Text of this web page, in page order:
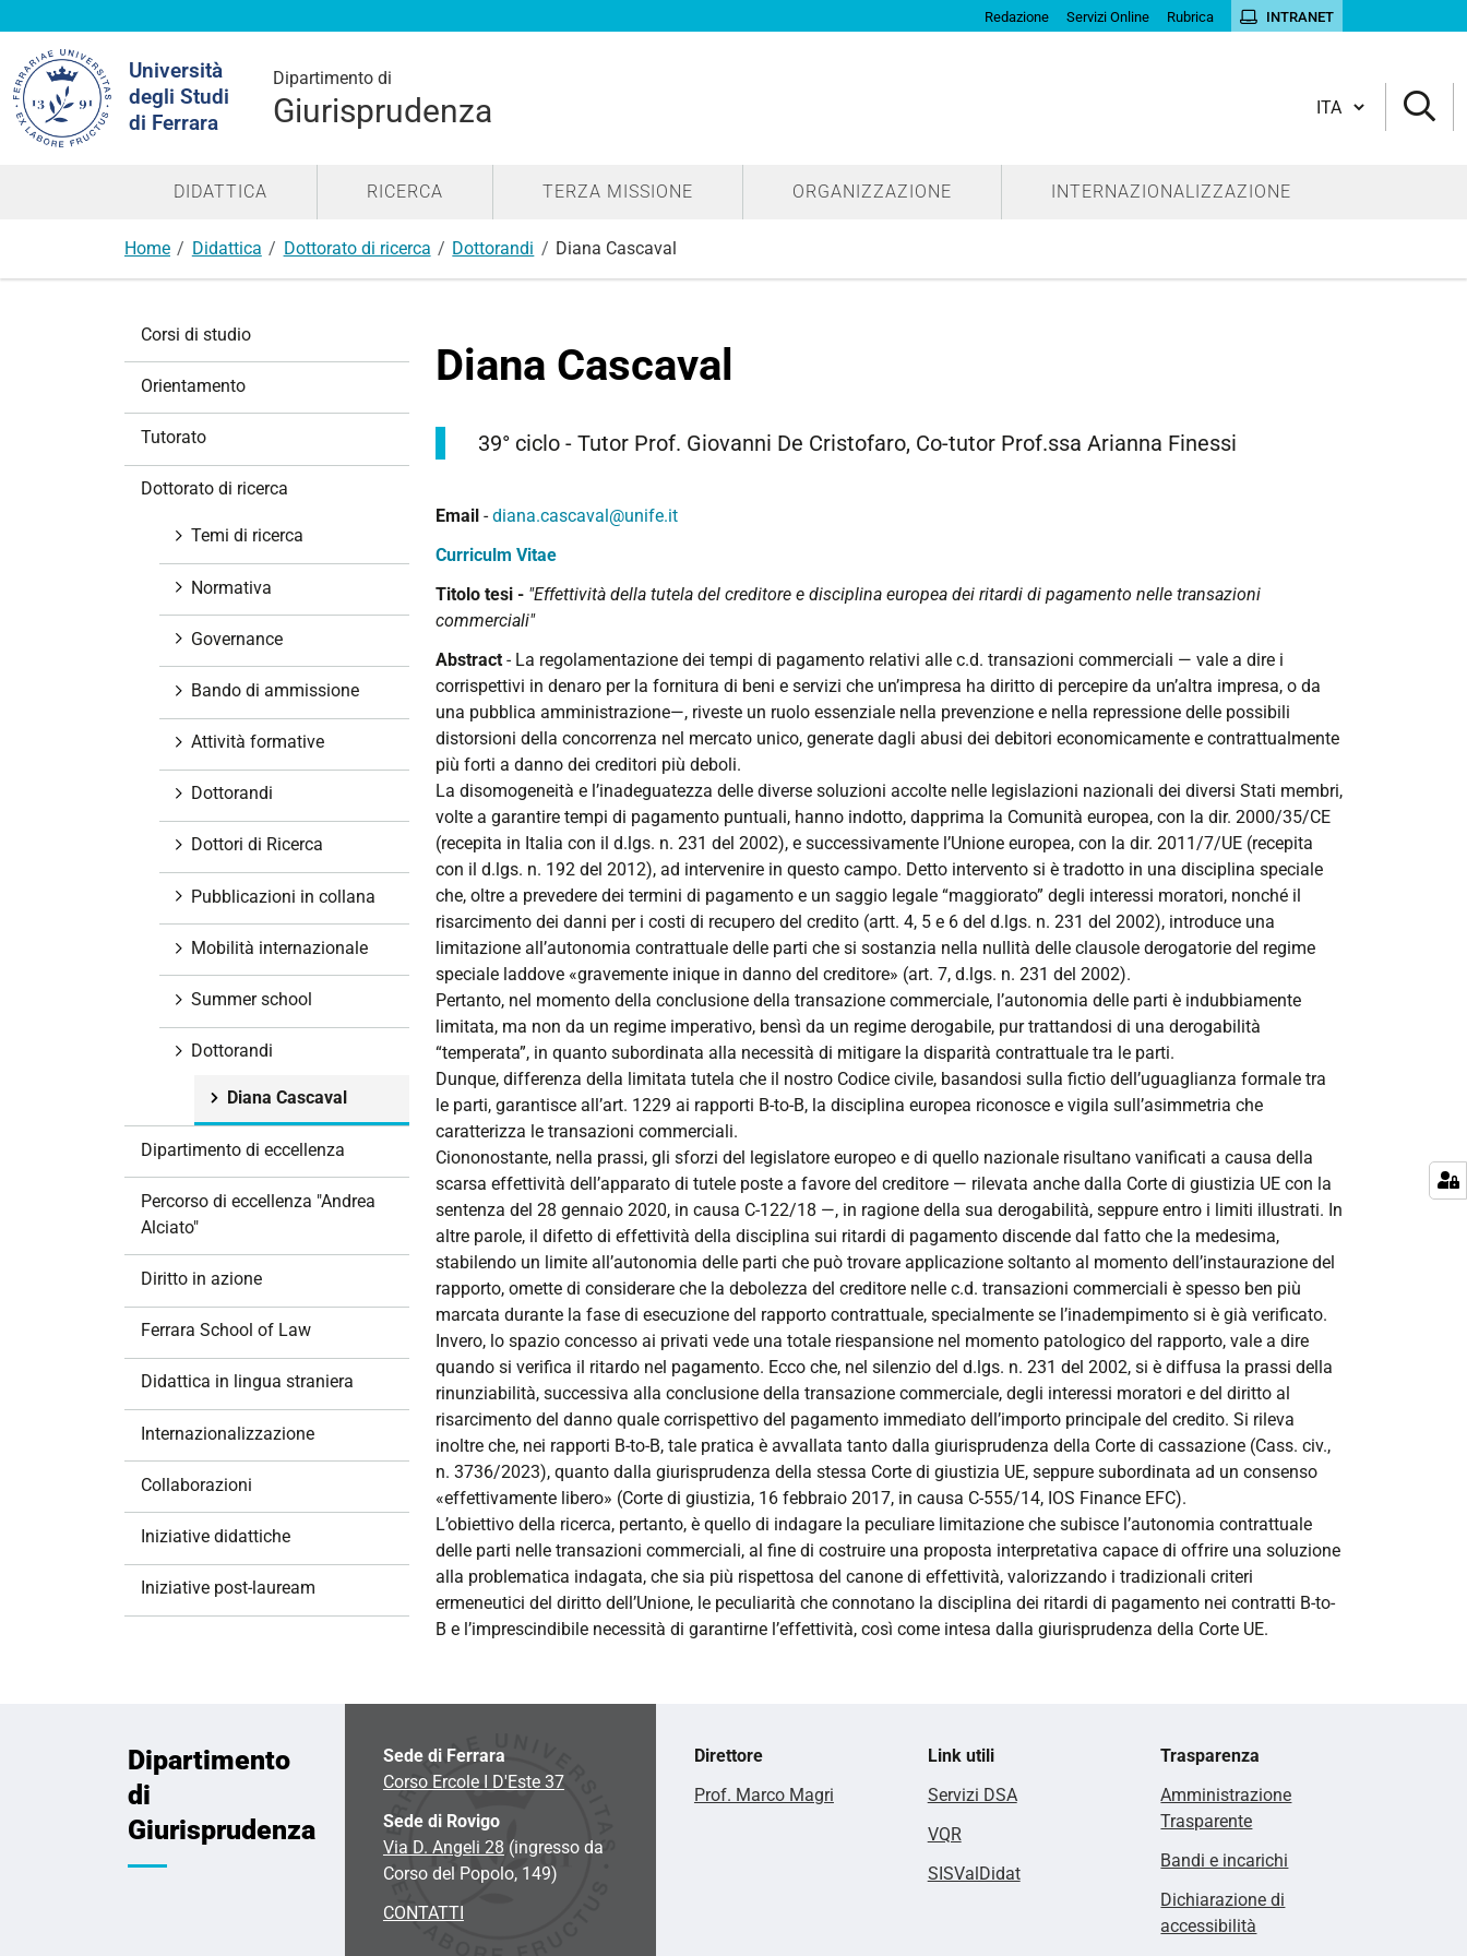
Redazione Servizi Online Rubrica INTRANET
Università
degli Studi
di Ferrara
Dipartimento di
Giurisprudenza
nel
sito
Cambia lingua
DIDATTICA RICERCA TERZA MISSIONE ORGANIZZAZIONE INTERNAZIONALIZZAZIONE
Home Didattica Dottorato di ricerca Dottorandi Diana Cascaval
Diana Cascaval
39° ciclo - Tutor Prof. Giovanni De Cristofaro, Co-tutor Prof.ssa Arianna Finessi
Email -diana.cascaval@unife.it
Curriculm Vitae
Titolo tesi - "Effettività della tutela del creditore e disciplina europea dei ritardi di pagamento nelle transazioni
commerciali"
Abstract - La regolamentazione dei tempi di pagamento relativi alle c.d. transazioni commerciali — vale a dire i
corrispettivi in denaro per la fornitura di beni e servizi che un’impresa ha diritto di percepire da un’altra impresa, o da
una pubblica amministrazione—, riveste un ruolo essenziale nella prevenzione e nella repressione delle possibili
distorsioni della concorrenza nel mercato unico, generate dagli abusi dei debitori economicamente e contrattualmente
più forti a danno dei creditori più deboli.
La disomogeneità e l’inadeguatezza delle diverse soluzioni accolte nelle legislazioni nazionali dei diversi Stati membri,
volte a garantire tempi di pagamento puntuali, hanno indotto, dapprima la Comunità europea, con la dir. 2000/35/CE
(recepita in Italia con il d.lgs. n. 231 del 2002), e successivamente l’Unione europea, con la dir. 2011/7/UE (recepita
con il d.lgs. n. 192 del 2012), ad intervenire in questo campo. Detto intervento si è tradotto in una disciplina speciale
che, oltre a prevedere dei termini di pagamento e un saggio legale “maggiorato” degli interessi moratori, nonché il
risarcimento dei danni per i costi di recupero del credito (artt. 4, 5 e 6 del d.lgs. n. 231 del 2002), introduce una
limitazione all’autonomia contrattuale delle parti che si sostanzia nella nullità delle clausole derogatorie del regime
speciale laddove «gravemente inique in danno del creditore» (art. 7, d.lgs. n. 231 del 2002).
Pertanto, nel momento della conclusione della transazione commerciale, l’autonomia delle parti è indubbiamente
limitata, ma non da un regime imperativo, bensì da un regime derogabile, pur trattandosi di una derogabilità
“temperata”, in quanto subordinata alla necessità di mitigare la disparità contrattuale tra le parti.
Dunque, differenza della limitata tutela che il nostro Codice civile, basandosi sulla fictio dell’uguaglianza formale tra
le parti, garantisce all’art. 1229 ai rapporti B-to-B, la disciplina europea riconosce e vigila sull’asimmetria che
caratterizza le transazioni commerciali.
Ciononostante, nella prassi, gli sforzi del legislatore europeo e di quello nazionale risultano vanificati a causa della
scarsa effettività dell’apparato di tutele poste a favore del creditore — rilevata anche dalla Corte di giustizia UE con la
sentenza del 28 gennaio 2020, in causa C-122/18 —, in ragione della sua derogabilità, seppure entro i limiti illustrati. In
altre parole, il difetto di effettività della disciplina sui ritardi di pagamento discende dal fatto che la medesima,
stabilendo un limite all’autonomia delle parti che può trovare applicazione soltanto al momento dell’instaurazione del
rapporto, omette di considerare che la debolezza del creditore nelle c.d. transazioni commerciali è spesso ben più
marcata durante la fase di esecuzione del rapporto contrattuale, specialmente se l’inadempimento si è già verificato.
Invero, lo spazio concesso ai privati vede una totale riespansione nel momento patologico del rapporto, vale a dire
quando si verifica il ritardo nel pagamento. Ecco che, nel silenzio del d.lgs. n. 231 del 2002, si è diffusa la prassi della
rinunziabilità, successiva alla conclusione della transazione commerciale, degli interessi moratori e del diritto al
risarcimento del danno quale corrispettivo del pagamento immediato dell’importo principale del credito. Si rileva
inoltre che, nei rapporti B-to-B, tale pratica è avvallata tanto dalla giurisprudenza della Corte di cassazione (Cass. civ.,
n. 3736/2023), quanto dalla giurisprudenza della stessa Corte di giustizia UE, seppure subordinata ad un consenso
«effettivamente libero» (Corte di giustizia, 16 febbraio 2017, in causa C-555/14, IOS Finance EFC).
L’obiettivo della ricerca, pertanto, è quello di indagare la peculiare limitazione che subisce l’autonomia contrattuale
delle parti nelle transazioni commerciali, al fine di costruire una proposta interpretativa capace di offrire una soluzione
alla problematica indagata, che sia più rispettosa del canone di effettività, valorizzando i tradizionali criteri
ermeneutici del diritto dell’Unione, le peculiarità che connotano la disciplina dei ritardi di pagamento nei contratti B-to-
B e l’imprescindibile necessità di garantirne l’effettività, così come intesa dalla giurisprudenza della Corte UE.
Corsi di studio
Orientamento
Tutorato
Dottorato di ricerca
Temi di ricerca
Normativa
Governance
Bando di ammissione
Attività formative
Dottorandi
Dottori di Ricerca
Pubblicazioni in collana
Mobilità internazionale
Summer school
Dottorandi
Diana Cascaval
Dipartimento di eccellenza
Percorso di eccellenza "Andrea
Alciato"
Diritto in azione
Ferrara School of Law
Didattica in lingua straniera
Internazionalizzazione
Collaborazioni
Iniziative didattiche
Iniziative post-lauream
Dipartimento
di
Giurisprudenza
Sede di Ferrara
Corso Ercole I D'Este 37
Sede di Rovigo
Via D. Angeli 28 (ingresso da
Corso del Popolo, 149)
CONTATTI
Direttore
Prof. Marco Magri
Link utili
Servizi DSA
VQR
SISValDidat
Trasparenza
Amministrazione
Trasparente
Bandi e incarichi
Dichiarazione di
accessibilità